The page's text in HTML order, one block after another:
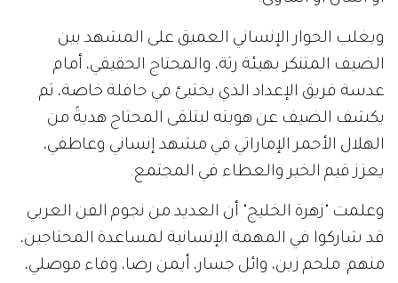
ويغلب الحوار الإنساني العميق على المشهد بين
الضيف المتنكر بهيئة رثة، والمحتاج الحقيقي، أمام
عدسة فريق الإعداد الذي يختبئ في حافلة خاصة، ثم
يكشف الضيف عن هويته ليتلقى المحتاج هديةً من
الهلال الأحمر الإماراتي في مشهد إنساني وعاطفي،
يعزز قيم الخير والعطاء في المجتمع.
وعلمت "زهرة الخليج" أن العديد من نجوم الفن العربي
قد شاركوا في المهمة الإنسانية لمساعدة المحتاجين،
منهم: ملحم زين، وائل جسار، أيمن رضا، وفاء موصلي،